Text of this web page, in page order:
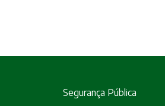
Segurança Pública